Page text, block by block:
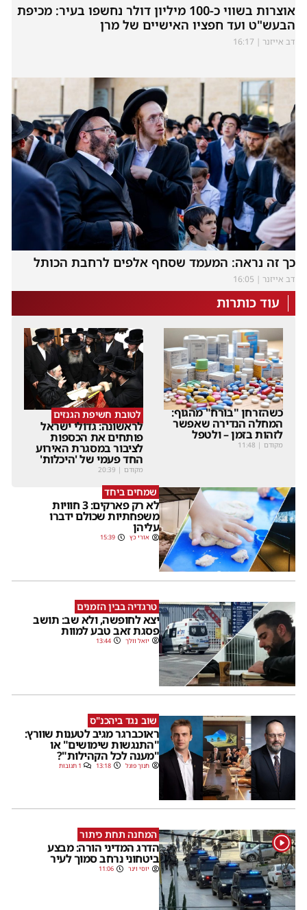
אוצרות בשווי כ-100 מיליון דולר נחשפו בעיר: מכיפת
הבעש"ט ועד חפציו האישיים של מרן
דב אייזנר
כך זה נראה: המעמד שסחף אלפים לרחבת הכותל
דב אייזנר
עוד כותרות
כשהזרחן "בורח" מהגוף:
המחלה הנדירה שאפשר
לזהות בזמן – ולטפל
מקודם |
11:48
לטובת חשיפת הגנזים
לראשונה: גדולי ישראל
פותחים את הכספות
לציבור במסגרת האירוע
החד פעמי של 'היכלות'
מקודם |
20:39
שמחים ביחד
לא רק פארקים: 3 חוויות
משפחתיות שכולם ידברו
עליהן
אורי כץ 15:39
טרגדיה בבין הזמנים
יצא לחופשה, ולא שב: תושב
פסגת זאב טבע למוות
יואל וולך 13:44
שוב נגד ביהכנ"ס
ראוכברגר מגיב לטענות שוורץ:
"התנגשות שימושים" או
"מענה לכל הקהילות"?
חנוך פוגל 13:18 1 תגובות
1 המחנה תחת כיתור
הדרג המדיני הורה: מבצע
ביטחוני נרחב סמוך לעיר
יוסי וינר 11:06